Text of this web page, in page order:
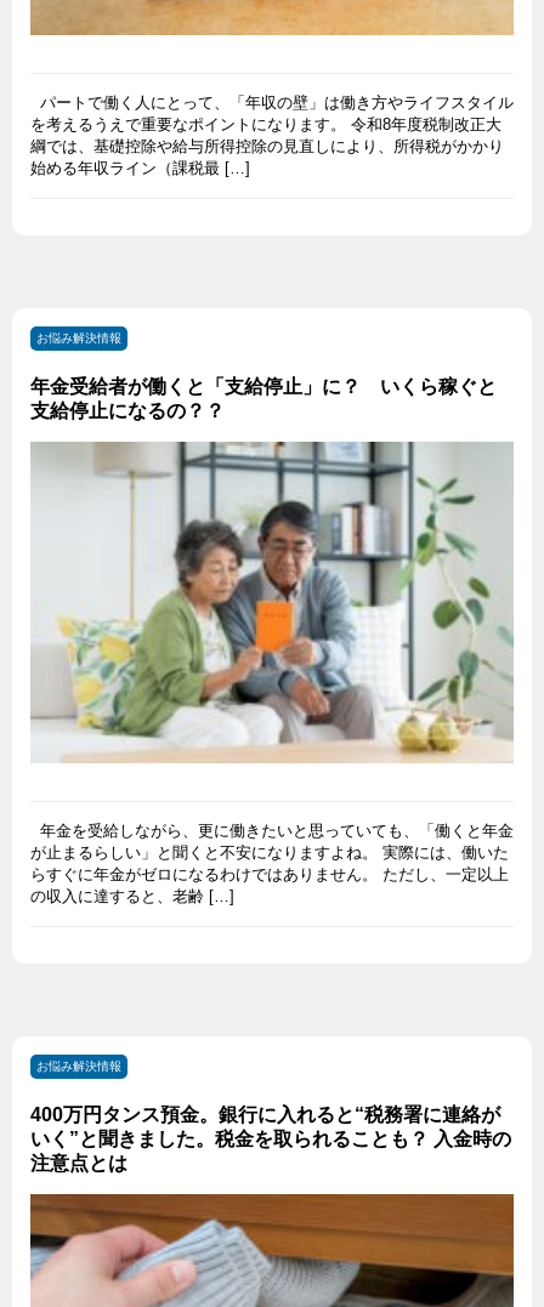
パートで働く人にとって、「年収の壁」は働き方やライフスタイル
を考えるうえで重要なポイントになります。 令和8年度税制改正大
綱では、基礎控除や給与所得控除の見直しにより、所得税がかかり
始める年収ライン（課税最 […]
お悩み解決情報
年金受給者が働くと「支給停止」に？ いくら稼ぐと
支給停止になるの？？
年金を受給しながら、更に働きたいと思っていても、「働くと年金
が止まるらしい」と聞くと不安になりますよね。 実際には、働いた
らすぐに年金がゼロになるわけではありません。 ただし、一定以上
の収入に達すると、老齢 […]
お悩み解決情報
400万円タンス預金。銀行に入れると“税務署に連絡が
いく”と聞きました。税金を取られることも？ 入金時の
注意点とは